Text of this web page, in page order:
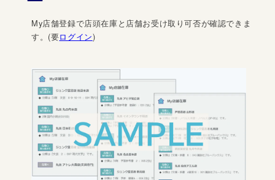
My店舗登録で店頭在庫と店舗お受け取り可否が確認できま
す。(要ログイン)